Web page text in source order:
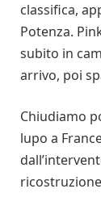
classifica,
Potenza.
subito in
arrivo, poi
Chiudiamo
lupo a